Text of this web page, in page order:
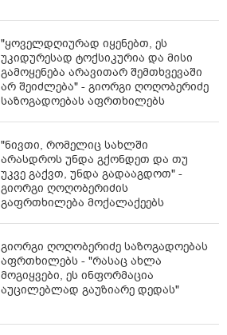
"ყოველდღიურად იყენებთ, ეს
უკიდურესად ტოქსიკურია და მისი
გამოყენება არავითარ შემთხვევაში
არ შეიძლება" - გიორგი ღოღობერიძე
საზოგადოებას აფრთხილებს
"ნივთი, რომელიც სახლში
არასდროს უნდა გქონდეთ და თუ
უკვე გაქვთ, უნდა გადააგდოთ" -
გიორგი ღოღობერიძის
გაფრთხილება მოქალაქეებს
გიორგი ღოღობერიძე საზოგადოებას
აფრთხილებს - "რასაც ახლა
მოგიყვები, ეს ინფორმაცია
აუცილებლად გაუზიარე დედას"